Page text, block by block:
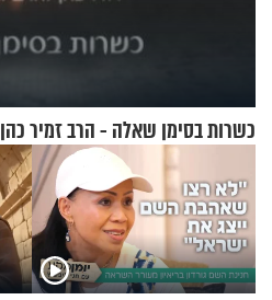
כשרות בסימן שאלה - הרב זמיר כהן